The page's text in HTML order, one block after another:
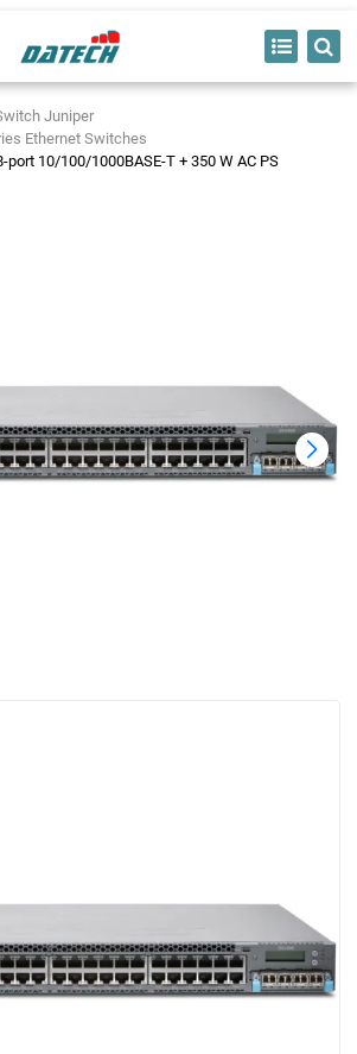
Juniper
Ethernet Switches
port 10/100/1000BASE-T + 350 W AC PS